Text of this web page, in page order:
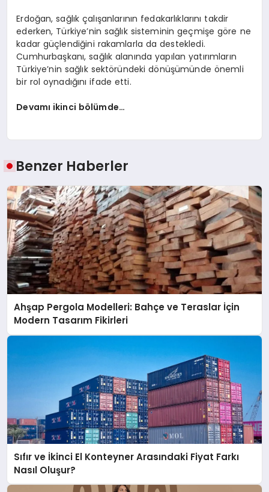
Erdoğan, sağlık çalışanlarının fedakarlıklarını takdir
ederken, Türkiye’nin sağlık sisteminin geçmişe göre ne
kadar güçlendiğini rakamlarla da destekledi.
Cumhurbaşkanı, sağlık alanında yapılan yatırımların
Türkiye’nin sağlık sektöründeki dönüşümünde önemli
bir rol oynadığını ifade etti.
Devamı ikinci bölümde…
Benzer Haberler
Ahşap Pergola Modelleri: Bahçe ve Teraslar İçin
Modern Tasarım Fikirleri
Sıfır ve İkinci El Konteyner Arasındaki Fiyat Farkı
Nasıl Oluşur?